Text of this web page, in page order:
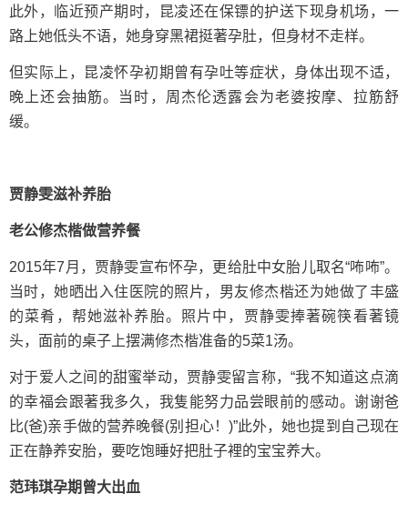
此外，临近预产期时，昆凌还在保镖的护送下现身机场，一
路上她低头不语，她身穿黑裙挺著孕肚，但身材不走样。
但实际上，昆凌怀孕初期曾有孕吐等症状，身体出现不适，
晚上还会抽筋。当时，周杰伦透露会为老婆按摩、拉筋舒
缓。
贾静雯滋补养胎
老公修杰楷做营养餐
2015年7月，贾静雯宣布怀孕，更给肚中女胎儿取名“咘咘”。
当时，她晒出入住医院的照片，男友修杰楷还为她做了丰盛
的菜肴，帮她滋补养胎。照片中，贾静雯捧著碗筷看著镜
头，面前的桌子上摆满修杰楷准备的5菜1汤。
对于爱人之间的甜蜜举动，贾静雯留言称，“我不知道这点滴
的幸福会跟著我多久，我隻能努力品尝眼前的感动。谢谢爸
比(爸)亲手做的营养晚餐(别担心！)”此外，她也提到自己现在
正在静养安胎，要吃饱睡好把肚子裡的宝宝养大。
范玮琪孕期曾大出血